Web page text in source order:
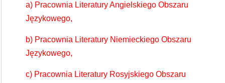
a) Pracownia Literatury Angielskiego Obszaru
Językowego,
b) Pracownia Literatury Niemieckiego Obszaru
Językowego,
c) Pracownia Literatury Rosyjskiego Obszaru